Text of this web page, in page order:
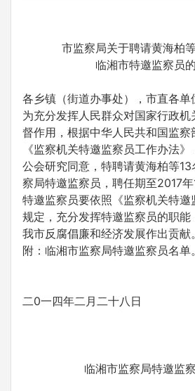
市监察局关于聘请黄海柏
临湘市特邀监察员
各乡镇（街道办事处），市直各单
为充分发挥人民群众对国家行政
督作用，根据中华人民共和国监
《监察机关特邀监察员工作办法
公会研究同意，特聘请黄海柏等
察局特邀监察员，聘任期至2017
特邀监察员要依照《监察机关特邀
规定，充分发挥特邀监察员的职能
我市反腐倡廉和经济发展作出贡献。
附：临湘市监察局特邀监察员名单。
二0一四年二月二十八日
临湘市监察局特邀监